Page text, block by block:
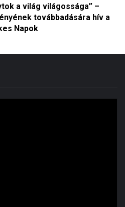
a világ világossága” –
továbbadására hív a
Napok